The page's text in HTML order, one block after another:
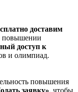
доставим
повышении
доступ к
и олимпиад.
повышения
заявку», чтобы